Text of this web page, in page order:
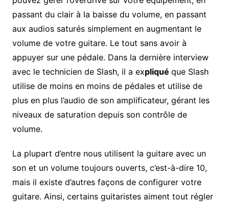
passant du clair à la baisse du volume, en passant
aux audios saturés simplement en augmentant le
volume de votre guitare. Le tout sans avoir à
appuyer sur une pédale. Dans la dernière interview
avec le technicien de Slash, il a expliqué que Slash
utilise de moins en moins de pédales et utilise de
plus en plus l’audio de son amplificateur, gérant les
niveaux de saturation depuis son contrôle de
volume.
La plupart d’entre nous utilisent la guitare avec un
son et un volume toujours ouverts, c’est-à-dire 10,
mais il existe d’autres façons de configurer votre
guitare. Ainsi, certains guitaristes aiment tout régler